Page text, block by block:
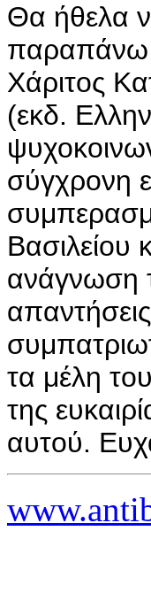
Θα ήθελα
παραπάνω
Χάριτος
(εκδ.
σύγχρονη
ανάγνωση
τα μέλη
της
αυτού.